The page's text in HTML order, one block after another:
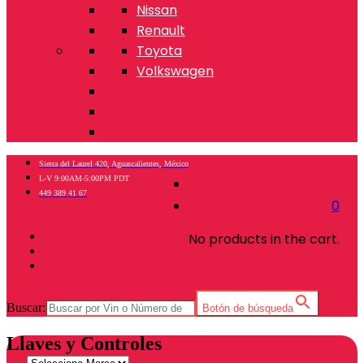
Nissan
Renault
Toyota
Volkswagen
0
No products in the cart.
Sierra del Laurel 420, Aguascalientes, México
L-V 9:00AM-5:00PM PDT
449 389 41 67
Buscar: Botón de búsqueda
Llaves y Controles